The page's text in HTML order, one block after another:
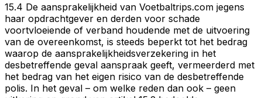
15.4 De aansprakelijkheid van Voetbaltrips.com jegens
haar opdrachtgever en derden voor schade
voortvloeiende of verband houdende met de uitvoering
van de overeenkomst, is steeds beperkt tot het bedrag
waarop de aansprakelijkheidsverzekering in het
desbetreffende geval aanspraak geeft, vermeerderd met
het bedrag van het eigen risico van de desbetreffende
polis. In het geval – om welke reden dan ook – geen